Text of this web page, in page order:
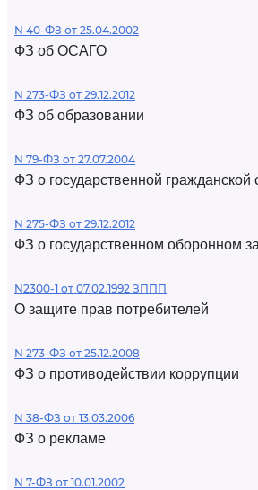
N 40-ФЗ от 25.04.2002
ФЗ об ОСАГО
N 273-ФЗ от 29.12.2012
ФЗ об образовании
N 79-ФЗ от 27.07.2004
ФЗ о государственной гражданской
N 275-ФЗ от 29.12.2012
ФЗ о государственном оборонном
N2300-1 от 07.02.1992 ЗППП
О защите прав потребителей
N 273-ФЗ от 25.12.2008
ФЗ о противодействии коррупции
N 38-ФЗ от 13.03.2006
ФЗ о рекламе
N 7-ФЗ от 10.01.2002